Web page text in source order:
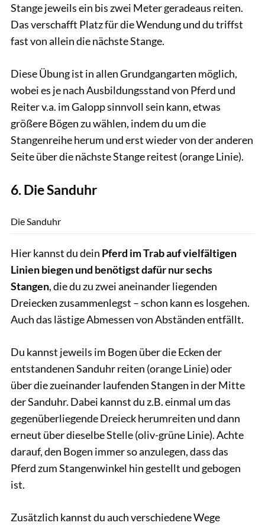
Stange jeweils ein bis zwei Meter geradeaus reiten.
Das verschafft Platz für die Wendung und du triffst
fast von allein die nächste Stange.
Diese Übung ist in allen Grundgangarten möglich,
wobei es je nach Ausbildungsstand von Pferd und
Reiter v.a. im Galopp sinnvoll sein kann, etwas
größere Bögen zu wählen, indem du um die
Stangenreihe herum und erst wieder von der anderen
Seite über die nächste Stange reitest (orange Linie).
6. Die Sanduhr
Die Sanduhr
Hier kannst du dein Pferd im Trab auf vielfältigen
Linien biegen und benötigst dafür nur sechs
Stangen, die du zu zwei aneinander liegenden
Dreiecken zusammenlegst – schon kann es losgehen.
Auch das lästige Abmessen von Abständen entfällt.
Du kannst jeweils im Bogen über die Ecken der
entstandenen Sanduhr reiten (orange Linie) oder
über die zueinander laufenden Stangen in der Mitte
der Sanduhr. Dabei kannst du z.B. einmal um das
gegenüberliegende Dreieck herumreiten und dann
erneut über dieselbe Stelle (oliv-grüne Linie). Achte
darauf, den Bogen immer so anzulegen, dass das
Pferd zum Stangenwinkel hin gestellt und gebogen
ist.
Zusätzlich kannst du auch verschiedene Wege